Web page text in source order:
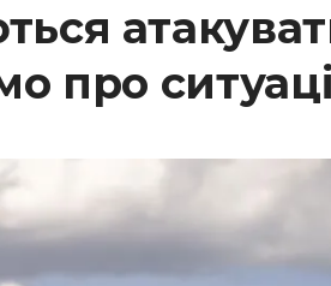
про